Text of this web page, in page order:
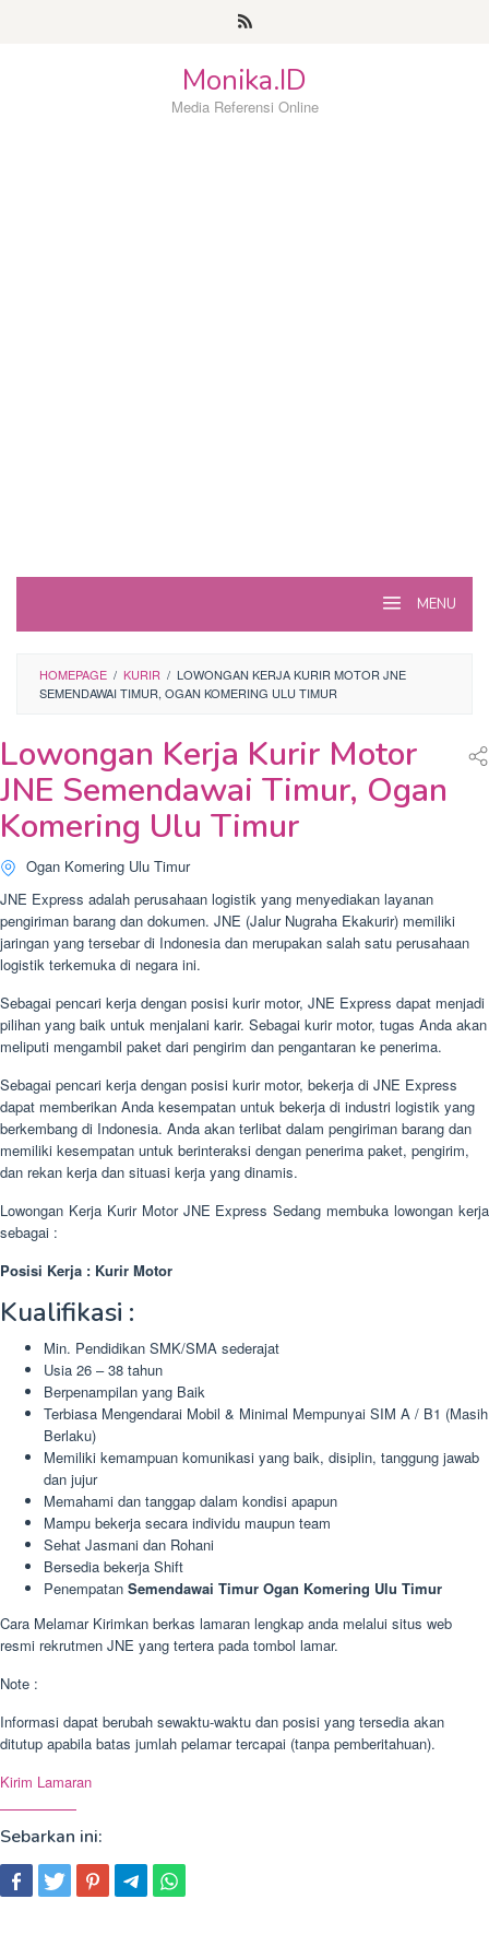
Monika.ID
Media Referensi Online
MENU
HOMEPAGE / KURIR / LOWONGAN KERJA KURIR MOTOR JNE
SEMENDAWAI TIMUR, OGAN KOMERING ULU TIMUR
Lowongan Kerja Kurir Motor
JNE Semendawai Timur, Ogan
Komering Ulu Timur
Ogan Komering Ulu Timur
JNE Express adalah perusahaan logistik yang menyediakan layanan
pengiriman barang dan dokumen. JNE (Jalur Nugraha Ekakurir) memiliki
jaringan yang tersebar di Indonesia dan merupakan salah satu perusahaan
logistik terkemuka di negara ini.
Sebagai pencari kerja dengan posisi kurir motor, JNE Express dapat menjadi
pilihan yang baik untuk menjalani karir. Sebagai kurir motor, tugas Anda akan
meliputi mengambil paket dari pengirim dan pengantaran ke penerima.
Sebagai pencari kerja dengan posisi kurir motor, bekerja di JNE Express
dapat memberikan Anda kesempatan untuk bekerja di industri logistik yang
berkembang di Indonesia. Anda akan terlibat dalam pengiriman barang dan
memiliki kesempatan untuk berinteraksi dengan penerima paket, pengirim,
dan rekan kerja dan situasi kerja yang dinamis.
Lowongan Kerja Kurir Motor JNE Express Sedang membuka lowongan kerja
sebagai :
Posisi Kerja : Kurir Motor
Kualifikasi :
Min. Pendidikan SMK/SMA sederajat
Usia 26 – 38 tahun
Berpenampilan yang Baik
Terbiasa Mengendarai Mobil & Minimal Mempunyai SIM A / B1 (Masih
Berlaku)
Memiliki kemampuan komunikasi yang baik, disiplin, tanggung jawab
dan jujur
Memahami dan tanggap dalam kondisi apapun
Mampu bekerja secara individu maupun team
Sehat Jasmani dan Rohani
Bersedia bekerja Shift
Penempatan Semendawai Timur Ogan Komering Ulu Timur
Cara Melamar Kirimkan berkas lamaran lengkap anda melalui situs web
resmi rekrutmen JNE yang tertera pada tombol lamar.
Note :
Informasi dapat berubah sewaktu-waktu dan posisi yang tersedia akan
ditutup apabila batas jumlah pelamar tercapai (tanpa pemberitahuan).
Kirim Lamaran
Sebarkan ini: